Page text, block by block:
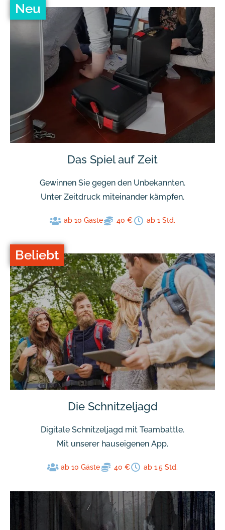
Neu
Das Spiel auf Zeit
Gewinnen Sie gegen den Unbekannten.
Unter Zeitdruck miteinander kämpfen.
ab 10 Gäste 40 € ab 1 Std.
Beliebt
Die Schnitzeljagd
Digitale Schnitzeljagd mit Teambattle.
Mit unserer hauseigenen App.
ab 10 Gäste 40 € ab 1,5 Std.